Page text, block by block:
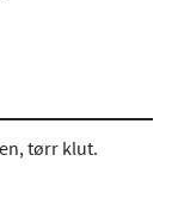
tørr klut.